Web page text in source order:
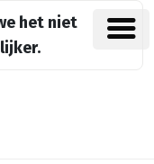
het niet